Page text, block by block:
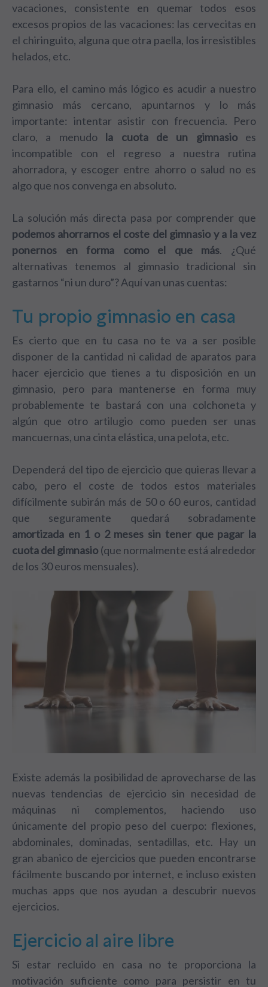
vacaciones, consistente en quemar todos esos
excesos propios de las vacaciones: las cervecitas en
el chiringuito, alguna que otra paella, los irresistibles
helados, etc.
Para ello, el camino más lógico es acudir a nuestro
gimnasio más cercano, apuntarnos y lo más
importante: intentar asistir con frecuencia. Pero
claro, a menudola cuota de un gimnasioes
incompatible con el regreso a nuestra rutina
ahorradora, y escoger entre ahorro o salud no es
algo que nos convenga en absoluto.
La solución más directa pasa por comprender que
podemos ahorrarnos el coste del gimnasio y a la vez
ponernos en forma como el que más. ¿Qué
alternativas tenemos al gimnasio tradicional sin
gastarnos “ni un duro”? Aquí van unas cuentas:
Tu propio gimnasio en casa
Es cierto que en tu casa no te va a ser posible
disponer de la cantidad ni calidad de aparatos para
hacer ejercicio que tienes a tu disposición en un
gimnasio, pero para mantenerse en forma muy
probablemente te bastará con una colchoneta y
algún que otro artilugio como pueden ser unas
mancuernas, una cinta elástica, una pelota, etc.
Dependerá del tipo de ejercicio que quieras llevar a
cabo, pero el coste de todos estos materiales
difícilmente subirán más de 50 o 60 euros, cantidad
que seguramente quedará sobradamente
amortizada en 1 o 2 meses sin tener que pagar la
cuota del gimnasio (que normalmente está alrededor
de los 30 euros mensuales).
Existe además la posibilidad de aprovecharse de las
nuevas tendencias de ejercicio sin necesidad de
máquinas ni complementos, haciendo uso
únicamente del propio peso del cuerpo: flexiones,
abdominales, dominadas, sentadillas, etc. Hay un
gran abanico de ejercicios que pueden encontrarse
fácilmente buscando por internet, e incluso existen
muchas apps que nos ayudan a descubrir nuevos
ejercicios.
Ejercicio al aire libre
Si estar recluido en casa no te proporciona la
motivación suficiente como para persistir en tu